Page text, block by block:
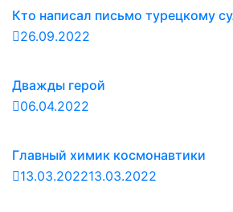
Кто написал письмо турецкому
26.09.2022
Дважды герой
06.04.2022
Главный химик космонавтики
13.03.202213.03.2022